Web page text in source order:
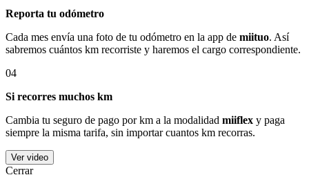
Reporta tu odómetro
Cada mes envía una foto de tu odómetro en la app de miituo. Así
sabremos cuántos km recorriste y haremos el cargo correspondiente.
04
Si recorres muchos km
Cambia tu seguro de pago por km a la modalidad miiflex y paga
siempre la misma tarifa, sin importar cuantos km recorras.
Ver video
Cerrar